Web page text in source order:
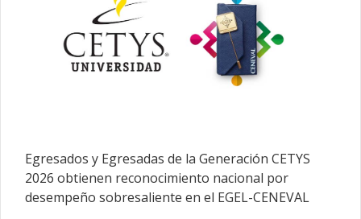
Egresados y Egresadas de la Generación CETYS
2026 obtienen reconocimiento nacional por
desempeño sobresaliente en el EGEL-CENEVAL